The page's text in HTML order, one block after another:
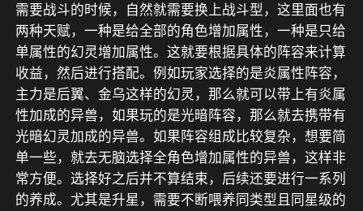
需要战斗的时候，自然就需要换上战斗型，这里面也有
两种天赋，一种是给全部的角色增加属性，一种是只给
单属性的幻灵增加属性。这就要根据具体的阵容来计算
收益，然后进行搭配。例如玩家选择的是炎属性阵容，
主力是后翼、金乌这样的幻灵，那么就可以带上有炎属
性加成的异兽，如果玩的是光暗阵容，那么就去携带有
光暗幻灵加成的异兽。如果阵容组成比较复杂，想要简
单一些，就去无脑选择全角色增加属性的异兽，这样非
常方便。选择好之后并不算结束，后续还要进行一系列
的养成。尤其是升星，需要不断喂养同类型且同星级的